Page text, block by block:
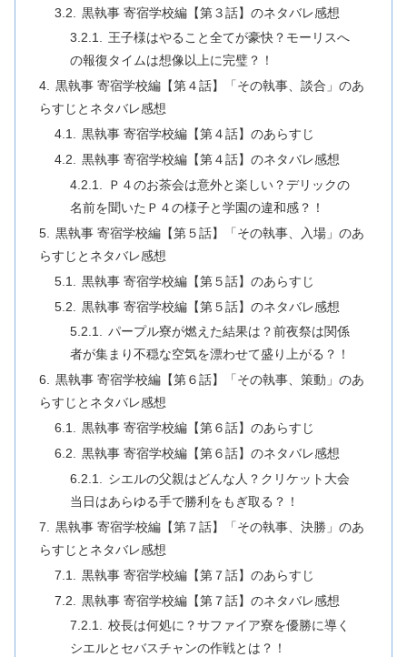
黒執事 寄宿学校編【第３話】のネタバレ感想
王子様はやること全てが豪快？モーリスへ
の報復タイムは想像以上に完璧？！
黒執事 寄宿学校編【第４話】「その執事、談合」のあ
らすじとネタバレ感想
黒執事 寄宿学校編【第４話】のあらすじ
黒執事 寄宿学校編【第４話】のネタバレ感想
Ｐ４のお茶会は意外と楽しい？デリックの
名前を聞いたＰ４の様子と学園の違和感？！
黒執事 寄宿学校編【第５話】「その執事、入場」のあ
らすじとネタバレ感想
黒執事 寄宿学校編【第５話】のあらすじ
黒執事 寄宿学校編【第５話】のネタバレ感想
パープル寮が燃えた結果は？前夜祭は関係
者が集まり不穏な空気を漂わせて盛り上がる？！
黒執事 寄宿学校編【第６話】「その執事、策動」のあ
らすじとネタバレ感想
黒執事 寄宿学校編【第６話】のあらすじ
黒執事 寄宿学校編【第６話】のネタバレ感想
シエルの父親はどんな人？クリケット大会
当日はあらゆる手で勝利をもぎ取る？！
黒執事 寄宿学校編【第７話】「その執事、決勝」のあ
らすじとネタバレ感想
黒執事 寄宿学校編【第７話】のあらすじ
黒執事 寄宿学校編【第７話】のネタバレ感想
校長は何処に？サファイア寮を優勝に導く
シエルとセバスチャンの作戦とは？！